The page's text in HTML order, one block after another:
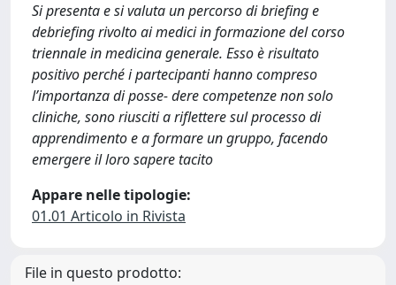
Si presenta e si valuta un percorso di briefing e
debriefing rivolto ai medici in formazione del corso
triennale in medicina generale. Esso è risultato
positivo perché i partecipanti hanno compreso
l’importanza di posse- dere competenze non solo
cliniche, sono riusciti a riflettere sul processo di
apprendimento e a formare un gruppo, facendo
emergere il loro sapere tacito
Appare nelle tipologie:
01.01 Articolo in Rivista
File in questo prodotto: